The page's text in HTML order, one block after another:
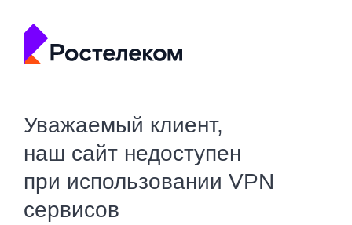
Уважаемый клиент,
наш сайт недоступен
при использовании VPN
сервисов